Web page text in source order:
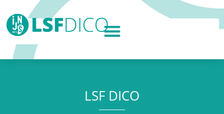
LSF DICO